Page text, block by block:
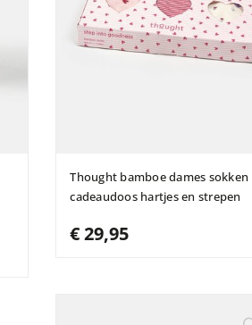
Thought bamboe dames sokken
cadeaudoos hartjes en strepen
€ 29,95